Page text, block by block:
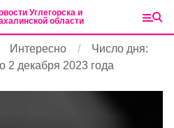
Углегорска и
области
Интересно
Число дня:
2 декабря 2023 года